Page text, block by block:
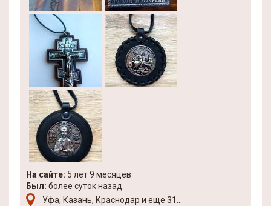
На сайте: 5 лет 9 месяцев
Был: более суток назад
Уфа, Казань, Краснодар и еще 31...